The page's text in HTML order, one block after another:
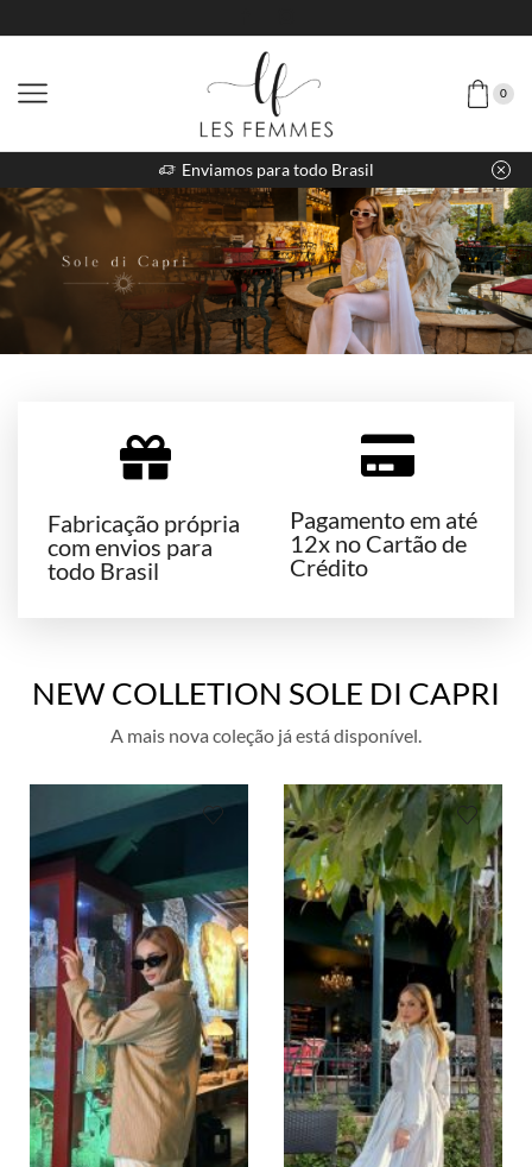
0
Enviamos para todo Brasil
Fabricação própria
com envios para
todo Brasil
Pagamento em até
12x no Cartão de
Crédito
NEW COLLETION SOLE DI CAPRI
A mais nova coleção já está disponível.